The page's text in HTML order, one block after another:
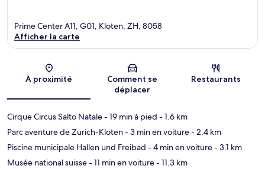
Carte
Prime Center A11, G01, Kloten, ZH, 8058
Afficher la carte
À proximité
Comment se
déplacer
Restaurants
Cirque Circus Salto Natale- 19 min à pied - 1.6 km
Parc aventure de Zurich-Kloten- 3 min en voiture- 2.4 km
Piscine municipale Hallen und Freibad - 4 min en voiture- 3.1 km
Musée national suisse- 11 min en voiture- 11.3 km